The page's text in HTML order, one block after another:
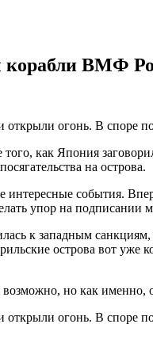
корабли ВМФ
как Япония
на острова.
интересные события.
упор на
к западным
острова вот уже
но как именно,